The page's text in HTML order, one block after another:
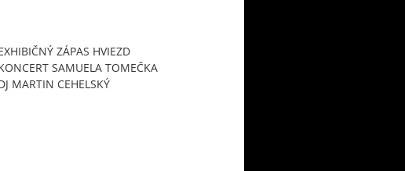
ZÁPAS HVIEZD
SAMUELA TOMEČKA
MARTIN CEHELSKÝ